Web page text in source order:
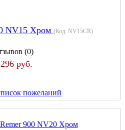
NV15 Хром (Код: NV15CR)
(0)
руб.
пожеланий